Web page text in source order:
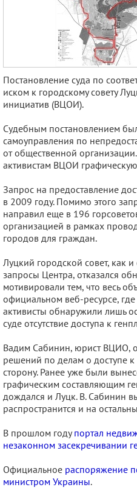
Постановление суда по
иском к городскому совету
инициатив (ВЦОИ).
Судебным постановлением
самоуправления по
от общественной
активистам ВЦОИ графическую
Запрос на предоставление
в 2009 году. Помимо этого
направил еще в 196
организацией в рамках
городов для граждан.
Луцкий городской совет, как и
запросы Центра, отказался
мотивировали тем, что весь
официальном веб-ресурсе,
активисты обнаружили лишь
суде отсутствие доступа к
Вадим Сабинин, юрист ВЦИО,
решений по делам о доступе
сторону. Ранее уже были
графическим составляющим
дождался и Луцк. В. Сабинин
распространится и на
В прошлом годупортал
незаконном засекречивании
Официальное распоряжение
министром Украины.